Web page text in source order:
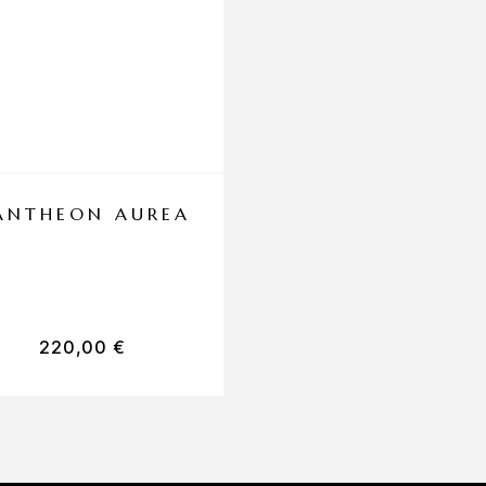
AUREA
220,00 €